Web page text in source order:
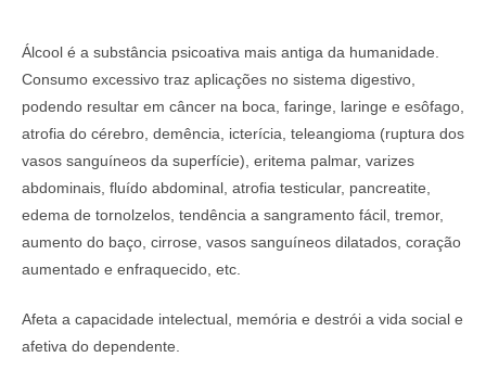
Álcool é a substância psicoativa mais antiga da humanidade.
Consumo excessivo traz aplicações no sistema digestivo,
podendo resultar em câncer na boca, faringe, laringe e esôfago,
atrofia do cérebro, demência, icterícia, teleangioma (ruptura dos
vasos sanguíneos da superfície), eritema palmar, varizes
abdominais, fluído abdominal, atrofia testicular, pancreatite,
edema de tornolzelos, tendência a sangramento fácil, tremor,
aumento do baço, cirrose, vasos sanguíneos dilatados, coração
aumentado e enfraquecido, etc.
Afeta a capacidade intelectual, memória e destrói a vida social e
afetiva do dependente.